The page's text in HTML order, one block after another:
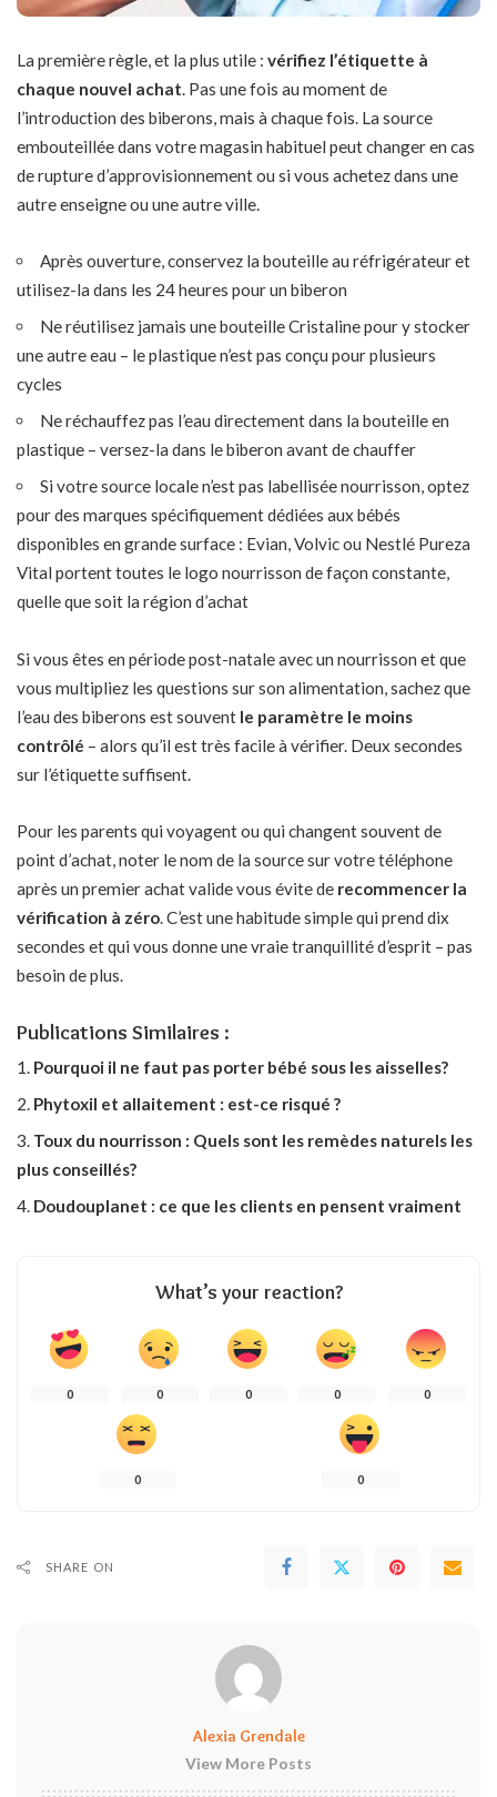
La première règle, et la plus utile : vérifiez l’étiquette à
chaque nouvel achat . Pas une fois au moment de
l’introduction des biberons, mais à chaque fois. La source
embouteillée dans votre magasin habituel peut changer en cas
de rupture d’approvisionnement ou si vous achetez dans une
autre enseigne ou une autre ville.
Après ouverture, conservez la bouteille au réfrigérateur et
utilisez-la dans les 24 heures pour un biberon
Ne réutilisez jamais une bouteille Cristaline pour y stocker
une autre eau – le plastique n’est pas conçu pour plusieurs
cycles
Ne réchauffez pas l’eau directement dans la bouteille en
plastique – versez-la dans le biberon avant de chauffer
Si votre source locale n’est pas labellisée nourrisson, optez
pour des marques spécifiquement dédiées aux bébés
disponibles en grande surface : Evian, Volvic ou Nestlé Pureza
Vital portent toutes le logo nourrisson de façon constante,
quelle que soit la région d’achat
Si vous êtes en période post-natale avec un nourrisson et que
vous multipliez les questions sur son alimentation, sachez que
l’eau des biberons est souvent le paramètre le moins
contrôlé – alors qu’il est très facile à vérifier. Deux secondes
sur l’étiquette suffisent.
Pour les parents qui voyagent ou qui changent souvent de
point d’achat, noter le nom de la source sur votre téléphone
après un premier achat valide vous évite de recommencer la
vérification à zéro. C’est une habitude simple qui prend dix
secondes et qui vous donne une vraie tranquillité d’esprit – pas
besoin de plus.
Publications Similaires :
Pourquoi il ne faut pas porter bébé sous les aisselles?
Phytoxil et allaitement : est-ce risqué ?
Toux du nourrisson : Quels sont les remèdes naturels les
plus conseillés?
Doudouplanet : ce que les clients en pensent vraiment
What’s your reaction?
0 0 0 0 0
0 0
SHARE ON
Alexia Grendale
View More Posts